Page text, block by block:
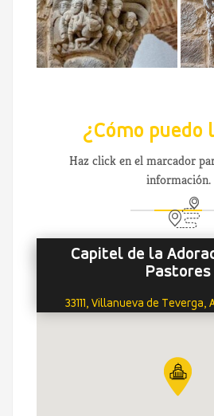
¿Cómo puedo
Haz click en el marcador
información.
Capitel de la
Pastores
33111, Villanueva de Teverga,